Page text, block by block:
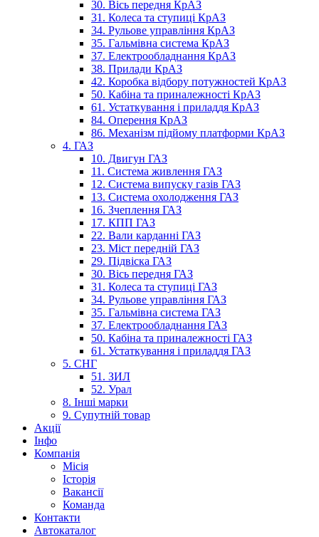
30. Вісь передня КрАЗ
31. Колеса та ступиці КрАЗ
34. Рульове управління КрАЗ
35. Гальмівна система КрАЗ
37. Електрообладнання КрАЗ
38. Прилади КрАЗ
42. Коробка відбору потужностей КрАЗ
50. Кабіна та приналежності КрАЗ
61. Устаткування і приладдя КрАЗ
84. Оперення КрАЗ
86. Механізм підйому платформи КрАЗ
4. ГАЗ
10. Двигун ГАЗ
11. Система живлення ГАЗ
12. Система випуску газів ГАЗ
13. Система охолодження ГАЗ
16. Зчеплення ГАЗ
17. КПП ГАЗ
22. Вали карданні ГАЗ
23. Міст передній ГАЗ
29. Підвіска ГАЗ
30. Вісь передня ГАЗ
31. Колеса та ступиці ГАЗ
34. Рульове управління ГАЗ
35. Гальмівна система ГАЗ
37. Електрообладнання ГАЗ
50. Кабіна та приналежності ГАЗ
61. Устаткування і приладдя ГАЗ
5. СНГ
51. ЗИЛ
52. Урал
8. Інші марки
9. Супутній товар
Акції
Інфо
Компанія
Місія
Історія
Вакансії
Команда
Контакти
Автокаталог